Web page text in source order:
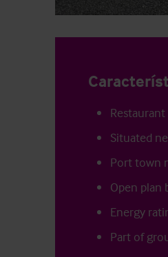
Situated
Port town
Open plan
Energy
Part of